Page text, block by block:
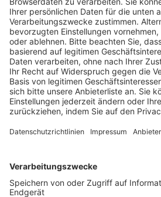
Trainerausbildung
Schulungsangebot Vereinsmitarbeiter
BFV-Geschäftsstellen
Trainerbörse
Login SpielPlus
FOLGE DEM BFV
TOP-VEREINE